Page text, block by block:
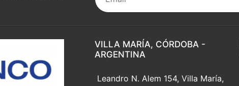
VILLA MARÍA, CÓRDOBA -
ARGENTINA
Leandro N. Alem 154, Villa María,